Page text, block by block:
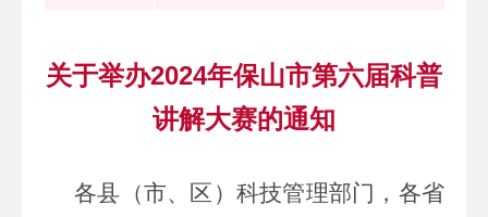
关于举办2024年保山市第六届科普
讲解大赛的通知
各县（市、区）科技管理部门， 各省